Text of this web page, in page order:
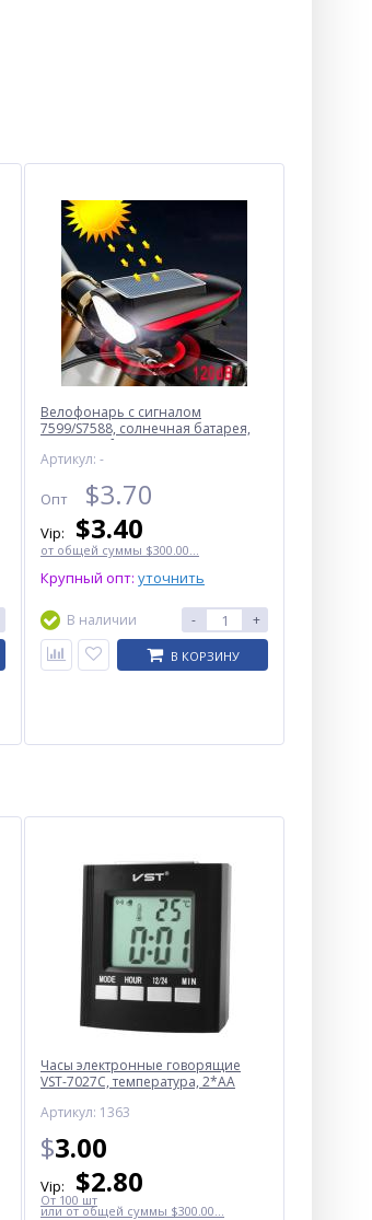
Велофонарь с сигналом
7599/S7588, солнечная батарея,
Waterproof, Li-Ion аккум., ЗУ Type-C
Артикул: -
Опт $3.70
Vip: $3.40
от общей суммы $300.00...
Крупный опт: уточнить
В наличии - +
В КОРЗИНУ
Часы электронные говорящие
VST-7027С, температура, 2*AA
Артикул: 1363
$3.00
Vip: $2.80
От 100 шт
или от общей суммы $300.00...